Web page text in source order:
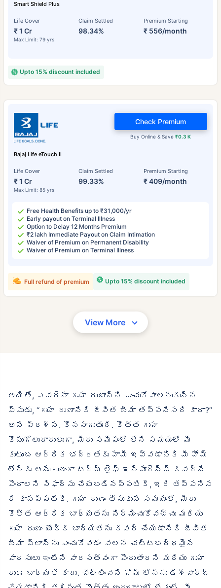
Smart Shield Plus
Life Cover
₹ 1 Cr
Max Limit: 79 yrs
Claim Settled
98.34%
Premium Starting
₹ 556/month
Upto 15% discount included
Bajaj Life eTouch II
Life Cover
₹ 1 Cr
Max Limit: 85 yrs
Claim Settled
99.33%
Premium Starting
₹ 409/month
Buy Online & Save₹0.3 K
Check Premium
Free Health Benefits up to ₹31,000/yr
Early payout on Terminal Illness
Option to Delay 12 Months Premium
₹2 lakh Immediate Payout on Claim Intimation
Waiver of Premium on Permanent Disability
Waiver of Premium on Terminal Illness
Upto 15% discount included
Full refund of premium
View More
అయితే, ఎవరైనా గృహ రుణాన్ని ఎంచుకోవాలనుకున్న
ప్పుడు, “గృహ రుణానికి జీవిత బీమా తప్పనిసరి కాదా?”
అనే ప్రశ్న. కొనసాగుతుంది. కొత్త గృహ
కొనుగోలుదారులుగా, మీరు సమీపంలో లేని సమయంలో మీ
కుటుంబ ఆర్థిక భద్రతకు హామీ ఇవ్వడానికి మీ హోమ్
లోన్‌కు అనుగుణంగా టర్మ్ లైఫ్ ఇన్సూరెన్స్ కవర్‌ని
పొందాలని సిఫార్సు చేయబడినప్పటికీ, ఇది తప్పనిస
రి కానప్పటికీ. గృహ రుణం తీసుకునే సమయంలో, మీరు
కొత్త ఆర్థిక బాధ్యతను నిర్మించుకోవచ్చు మరియు
గృహ రుణం యొక్క బాధ్యతను కవర్ చేయడానికి జీవిత
బీమా ప్లాన్‌ను ఎంచుకోవడం వలన చట్టబద్ధమైన
వారసులు ఇంటిని వారసత్వంగా పొందుతారని మరియు గృహ
రుణ బాధ్యత కాదు. చెల్లించని హోమ్ లోన్‌ను డిశ్చార్జ్